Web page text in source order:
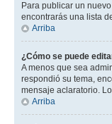
Para publicar un
encontrarás una lista
Arriba
¿Cómo se puede
A menos que sea
respondió su tema,
mensaje aclaratorio.
Arriba